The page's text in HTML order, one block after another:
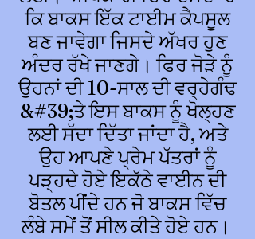
ਕਿ ਬਾਕਸ ਇੱਕ ਟਾਈਮ ਕੈਪਸੂਲ
ਬਣ ਜਾਵੇਗਾ ਜਿਸਦੇ ਅੱਖਰ ਹੁਣ
ਅੰਦਰ ਰੱਖੇ ਜਾਣਗੇ। ਫਿਰ ਜੋੜੇ ਨੂੰ
ਉਹਨਾਂ ਦੀ 10-ਸਾਲ ਦੀ ਵਰ੍ਹੇਗੰਢ
&#39;ਤੇ ਇਸ ਬਾਕਸ ਨੂੰ ਖੋਲ੍ਹਣ
ਲਈ ਸੱਦਾ ਦਿੱਤਾ ਜਾਂਦਾ ਹੈ, ਅਤੇ
ਉਹ ਆਪਣੇ ਪ੍ਰੇਮ ਪੱਤਰਾਂ ਨੂੰ
ਪੜ੍ਹਦੇ ਹੋਏ ਇਕੱਠੇ ਵਾਈਨ ਦੀ
ਬੋਤਲ ਪੀਂਦੇ ਹਨ ਜੋ ਬਾਕਸ ਵਿੱਚ
ਲੰਬੇ ਸਮੇਂ ਤੋਂ ਸੀਲ ਕੀਤੇ ਹੋਏ ਹਨ।